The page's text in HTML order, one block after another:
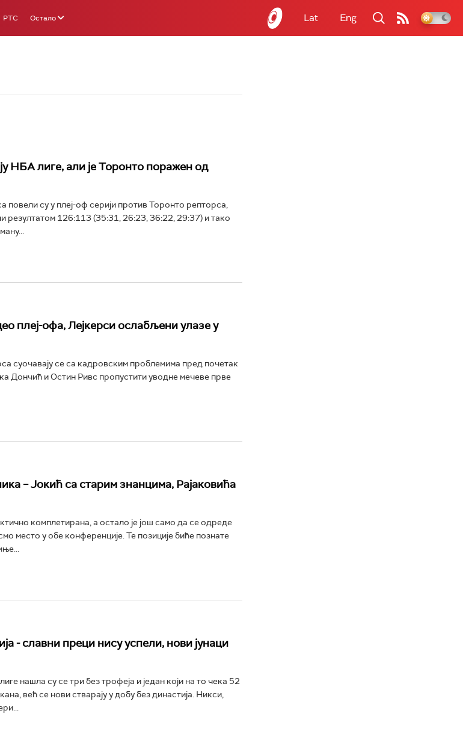
РТС Остало Lat Eng
НБА лиге, али је Торонто поражен од
су у плеј-оф серији против Торонто репторса,
резултатом 126:113 (35:31, 26:23, 36:22, 29:37) и тако
плеј-офа, Лејкерси ослабљени улазе у
суочавају се са кадровским проблемима пред почетак
Дончић и Остин Ривс пропустити уводне мечеве прве
– Јокић са старим знанцима, Рајаковића
комплетирана, а остало је још само да се одреде
место у обе конференције. Те позиције биће познате
- славни преци нису успели, нови јунаци
нашла су се три без трофеја и један који на то чека 52
већ се нови стварају у добу без династија. Никси,